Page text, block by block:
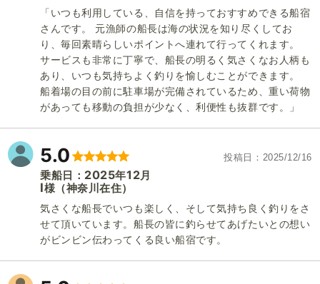
「いつも利用している、自信を持っておすすめできる船宿
さんです。 元漁師の船長は海の状況を知り尽くしてお
り、毎回素晴らしいポイントへ連れて行ってくれます。
サービスも非常に丁寧で、船長の明るく気さくなお人柄も
あり、いつも気持ちよく釣りを愉しむことができます。
船着場の目の前に駐車場が完備されているため、重い荷物
があっても移動の負担が少なく、利便性も抜群です。」
5.0 投稿日 2025/12/16
乗船日： 2025年12月
I様 （神奈川在住）
気さくな船長でいつも楽しく、そして気持ち良く釣りをさ
せて頂いています。船長の皆に釣らせてあげたいとの想い
がビンビン伝わってくる良い船宿です。